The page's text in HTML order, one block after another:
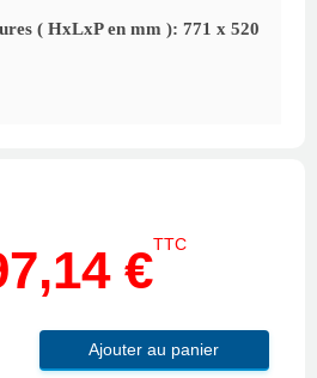
( HxLxP en mm ): 771 x 520
€TTC
Ajouter au panier